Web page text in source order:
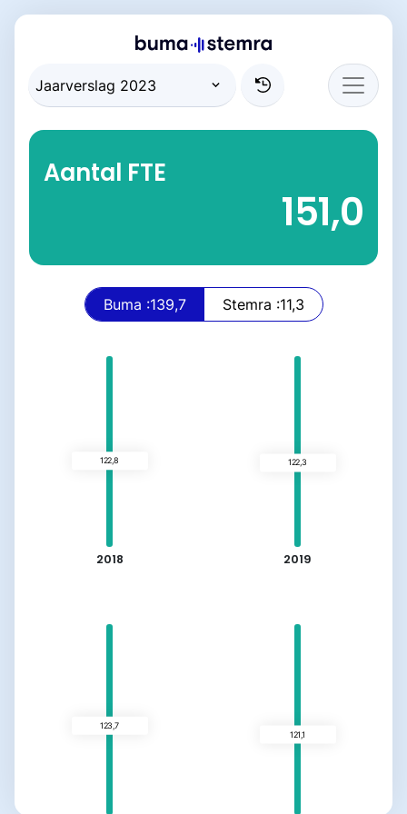
Aantal FTE
151,0
Buma :139,7 Stemra :11,3
2018 2019